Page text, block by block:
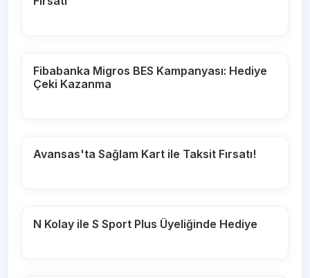
Fibabanka Migros BES Kampanyası: Hediye
Çeki Kazanma
Avansas'ta Sağlam Kart ile Taksit Fırsatı!
N Kolay ile S Sport Plus Üyeliğinde Hediye